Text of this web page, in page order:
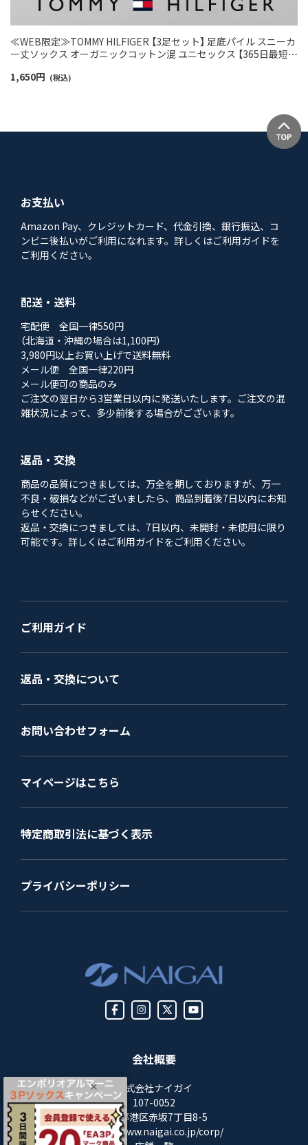
≪WEB限定≫TOMMY HILFIGER 【3足セット】 足底パイル スニーカ
ー丈ソックス オーガニックコットン混 ユニセックス 【365日最短翌
1,650円 (税込)
会社概要
株式会社ナイガイ
107-0052
東京都港区赤坂7丁目8-5
https://www.naigai.co.jp/corp/
お支払い
Amazon Pay、クレジットカード、代金引換、銀行振込、コ
ンビニ後払いがご利用になれます。詳しくはご利用ガイドを
ご利用ください。
配送・送料
宅配便 全国一律550円
（北海道・沖縄の場合は1,100円）
3,980円以上お買い上げで送料無料
メール便 全国一律220円
メール便可の商品のみ
ご注文の翌日から3営業日以内に発送いたします。ご注文の混
雑状況によって、多少前後する場合がございます。
返品・交換
商品の品質につきましては、万全を期しておりますが、万一
不良・破損などがございましたら、商品到着後7日以内にお知
らせください。
返品・交換につきましては、7日以内、未開封・未使用に限り
可能です。詳しくはご利用ガイドをご利用ください。
ご利用ガイド
返品・交換について
お問い合わせフォーム
マイページはこちら
特定商取引法に基づく表示
プライバシーポリシー